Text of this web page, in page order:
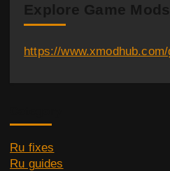
Explore Game Mods
https://
Ru fixes
Ru guides